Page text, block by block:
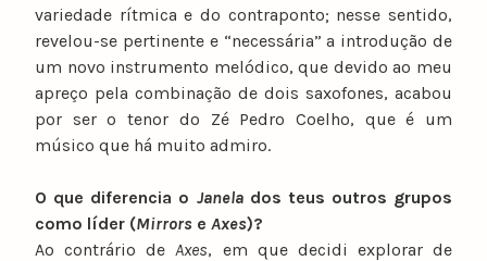
variedade rítmica e do contraponto; nesse sentido,
revelou-se pertinente e “necessária” a introdução de
um novo instrumento melódico, que devido ao meu
apreço pela combinação de dois saxofones, acabou
por ser o tenor do Zé Pedro Coelho, que é um
músico que há muito admiro.
O que diferencia o Janelados teus outros grupos
como líder (Mirrors e Axes)?
Ao contrário de Axes, em que decidi explorar de